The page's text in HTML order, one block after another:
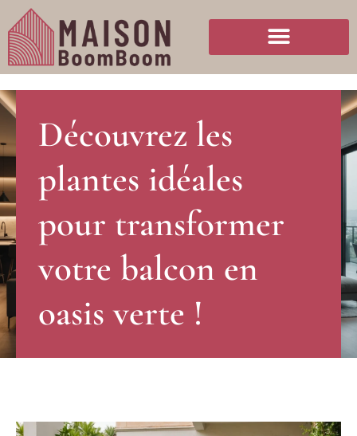
Découvrez les
plantes idéales
pour transformer
votre balcon en
oasis verte !